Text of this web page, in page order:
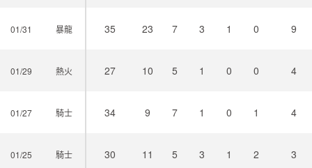
01/31 暴龍
01/29 熱火
01/27 騎士
01/25 騎士
35 23 7 3 1 0 9
27 10 5 1 0 0 4
34 9 7 1 0 1 4
30 11 5 3 1 2 3